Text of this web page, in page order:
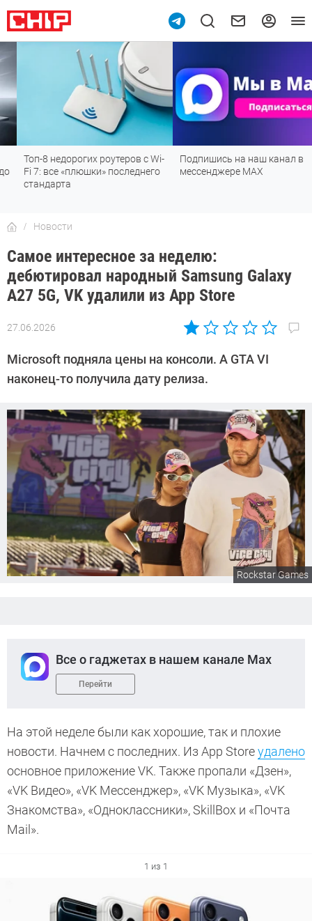
Топ-8 недорогих роутеров с Wi-
Fi 7: все «плюшки» последнего
стандарта
Подпишись на наш канал в
мессенджере МАХ
Новости
Самое интересное за неделю:
дебютировал народный Samsung Galaxy
A27 5G, VK удалили из App Store
27.06.2026
Автор:
Калашников
Microsoft подняла цены на консоли. А GTA VI
наконец-то получила дату релиза.
Rockstar Games
Все о гаджетах в нашем канале Max
Перейти
На этой неделе были как хорошие, так и плохие
новости. Начнем с последних. Из App Storeудалено
основное приложение VK. Также пропали «Дзен»,
«VK Видео», «VK Мессенджер», «VK Музыка», «VK
Знакомства», «Одноклассники», SkillBox и «Почта
Mail».
1 из 1